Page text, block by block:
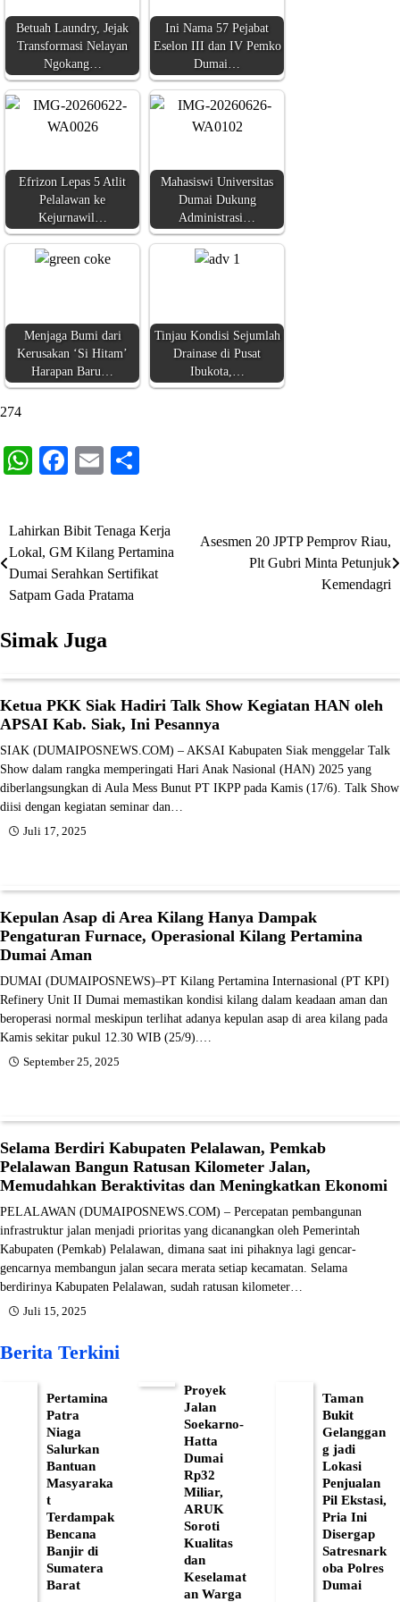
Betuah Laundry, Jejak
Transformasi Nelayan
Ngokang…
Ini Nama 57 Pejabat
Eselon III dan IV Pemko
Dumai…
Efrizon Lepas 5 Atlit
Pelalawan ke
Kejurnawil…
Mahasiswi Universitas
Dumai Dukung
Administrasi…
Menjaga Bumi dari
Kerusakan ‘Si Hitam’
Harapan Baru…
Tinjau Kondisi Sejumlah
Drainase di Pusat
Ibukota,…
274
WhatsApp
Facebook
Email
Navigasi
pos
Lahirkan Bibit Tenaga Kerja
Lokal, GM Kilang Pertamina
Dumai Serahkan Sertifikat
Satpam Gada Pratama
Asesmen 20 JPTP Pemprov Riau,
Plt Gubri Minta Petunjuk
Kemendagri
Simak Juga
Ketua PKK Siak Hadiri Talk Show Kegiatan HAN oleh
APSAI Kab. Siak, Ini Pesannya
SIAK (DUMAIPOSNEWS.COM) – AKSAI Kabupaten Siak menggelar Talk
Show dalam rangka memperingati Hari Anak Nasional (HAN) 2025 yang
diberlangsungkan di Aula Mess Bunut PT IKPP pada Kamis (17/6). Talk Show
diisi dengan kegiatan seminar dan…
Juli 17, 2025
Kepulan Asap di Area Kilang Hanya Dampak
Pengaturan Furnace, Operasional Kilang Pertamina
Dumai Aman
DUMAI (DUMAIPOSNEWS)–PT Kilang Pertamina Internasional (PT KPI)
Refinery Unit II Dumai memastikan kondisi kilang dalam keadaan aman dan
beroperasi normal meskipun terlihat adanya kepulan asap di area kilang pada
Kamis sekitar pukul 12.30 WIB (25/9).…
September 25, 2025
Selama Berdiri Kabupaten Pelalawan, Pemkab
Pelalawan Bangun Ratusan Kilometer Jalan,
Memudahkan Beraktivitas dan Meningkatkan Ekonomi
PELALAWAN (DUMAIPOSNEWS.COM) – Percepatan pembangunan
infrastruktur jalan menjadi prioritas yang dicanangkan oleh Pemerintah
Kabupaten (Pemkab) Pelalawan, dimana saat ini pihaknya lagi gencar-
gencarnya membangun jalan secara merata setiap kecamatan. Selama
berdirinya Kabupaten Pelalawan, sudah ratusan kilometer…
Juli 15, 2025
Berita Terkini
Pertamina
Patra
Niaga
Salurkan
Bantuan
Masyaraka
t
Terdampak
Bencana
Banjir di
Sumatera
Barat
Proyek
Jalan
Soekarno-
Hatta
Dumai
Rp32
Miliar,
ARUK
Soroti
Kualitas
dan
Keselamat
an Warga
Taman
Bukit
Gelanggan
g jadi
Lokasi
Penjualan
Pil Ekstasi,
Pria Ini
Disergap
Satresnark
oba Polres
Dumai